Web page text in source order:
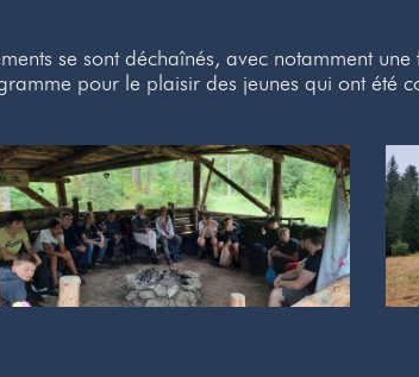
se sont déchaînés, avec notamment
pour le plaisir des jeunes qui ont été